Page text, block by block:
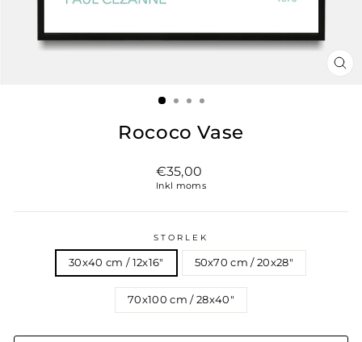
Rococo Vase
Vanligt
pris
€35,00
Inkl moms
STORLEK
30x40 cm / 12x16″ 50x70 cm / 20x28″
70x100 cm / 28x40″